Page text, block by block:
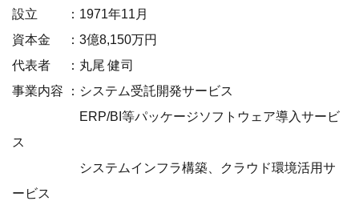
設立 ：1971年11月
資本金 ：3億8,150万円
代表者 ：丸尾 健司
事業内容 ：システム受託開発サービス
ERP/BI等パッケージソフトウェア導入サービ
ス
システムインフラ構築、クラウド環境活用サ
ービス